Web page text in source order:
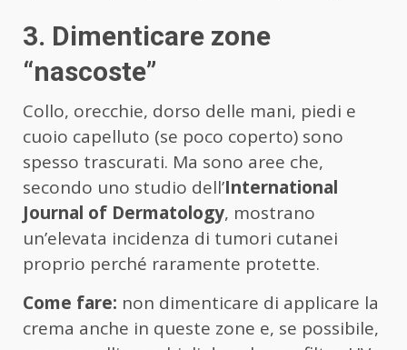
3. Dimenticare zone
“nascoste”
Collo, orecchie, dorso delle mani, piedi e
cuoio capelluto (se poco coperto) sono
spesso trascurati. Ma sono aree che,
secondo uno studio dell’International
Journal of Dermatology, mostrano
un’elevata incidenza di tumori cutanei
proprio perché raramente protette.
Come fare: non dimenticare di applicare la
crema anche in queste zone e, se possibile,